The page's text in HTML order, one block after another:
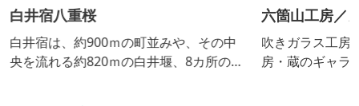
白井宿八重桜
白井宿は、約900ｍの町並みや、その中
央を流れる約820ｍの白井堰、8カ所のつ
六箇山工房／
吹きガラス工房
房・蔵のギャラ